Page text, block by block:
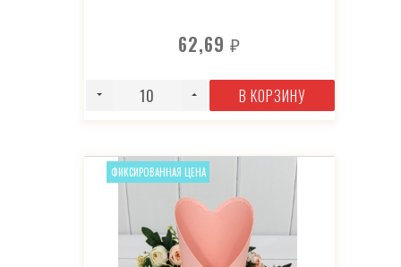
62,69₽
В КОРЗИНУ
ФИКСИРОВАННАЯ ЦЕНА